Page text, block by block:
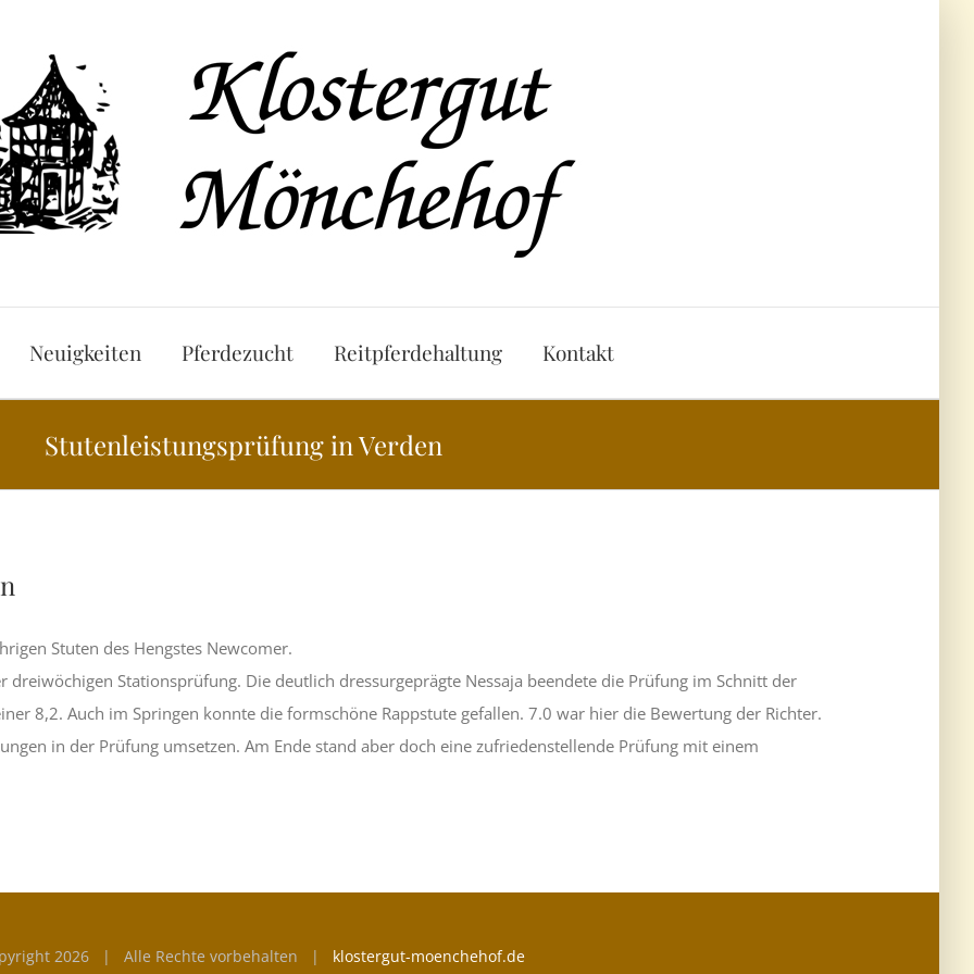
Neuigkeiten Pferdezucht Reitpferdehaltung Kontakt
Stutenleistungsprüfung in Verden
Stuten des Hengstes Newcomer.
dreiwöchigen Stationsprüfung. Die deutlich dressurgeprägte Nessaja beendete die Prüfung im Schnitt der
8,2. Auch im Springen konnte die formschöne Rappstute gefallen. 7.0 war hier die Bewertung der Richter.
in der Prüfung umsetzen. Am Ende stand aber doch eine zufriedenstellende Prüfung mit einem
2026 | Alle Rechte vorbehalten | klostergut-moenchehof.de